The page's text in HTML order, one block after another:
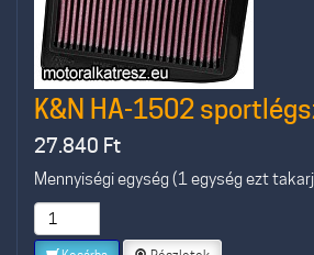
K&N HA-1502
27.840 Ft
Mennyiségi egység (1 egység ezt